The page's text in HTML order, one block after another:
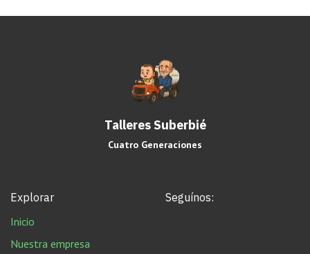
Talleres Suberbié
Cuatro Generaciones
Explorar
Inicio
Nuestra empresa
Seguínos: